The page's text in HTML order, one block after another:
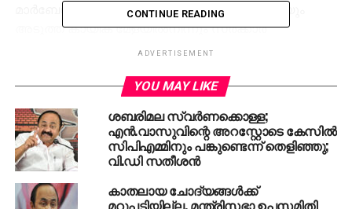
മാര്‍ബേസില്‍ ഹയര്‍ സെക്കന്‍ഡറി സ്‌കൂളിനെയും
അടുത്ത കായിക മേളയില്‍നിന്നും സര്‍ക്കാര്‍
ജനറല്‍ സ്‌കൂളുകള്‍ക്കൊപ്പം സ്‌പോര്‍ട്‌സ്
സ്‌കൂളുകളെയും ഉള്‍പ്പെടുത്തിയതു സംബന്ധിച്ച്
ആശയക്കുഴപ്പം സൃഷ്ടിച്ചത് സംഘാടകര്‍
തന്നെയാണെന്നും വ്യക്തമാണ്. അത് എന്തുതന്നെ
ആയാലും പ്രതിഷേധിച്ചു എന്നതിന്റെ പേരില്‍ രണ്ട്
സ്‌കൂളുകളെ അടുത്ത കായികമേളയില്‍ നിന്നും
മാറ്റിനിര്‍ത്താന്‍ തീരുമാനിച്ചത് ഉചിതമായില്ല.
CONTINUE READING
ADVERTISEMENT
YOU MAY LIKE
ശബരിമല സ്വര്‍ണക്കൊള്ള;
എന്‍.വാസുവിന്റെ അറസ്റ്റോടെ കേസില്‍
സിപിഎമ്മിനും പങ്കുണ്ടെന്ന് തെളിഞ്ഞു;
വി.ഡി സതീശന്‍
കാതലായ ചോദ്യങ്ങൾക്ക്